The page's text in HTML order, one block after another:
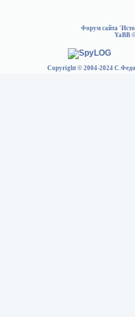
Форум сайта
YaBB
Copyright © 2004-2024